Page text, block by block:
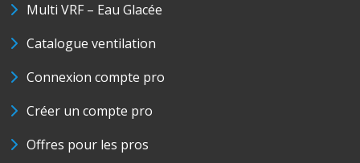
Multi VRF – Eau Glacée
Catalogue ventilation
Connexion compte pro
Créer un compte pro
Offres pour les pros